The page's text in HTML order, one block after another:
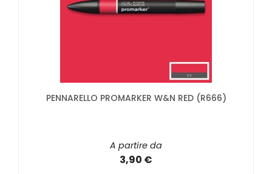
PENNARELLO PROMARKER W&N RED (R666)
A partire da
3,90 €